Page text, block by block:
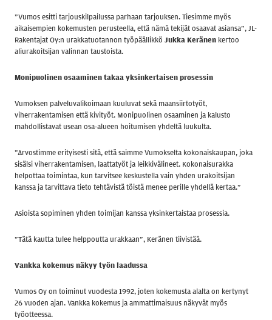
”Vumos esitti tarjouskilpailussa parhaan tarjouksen. Tiesimme myös
aikaisempien kokemusten perusteella, että nämä tekijät osaavat asiansa”, JL-
Rakentajat Oy:n urakkatuotannon työpäällikkö Jukka Keränen kertoo
aliurakoitsijan valinnan taustoista.
Monipuolinen osaaminen takaa yksinkertaisen prosessin
Vumoksen palveluvalikoimaan kuuluvat sekä maansiirtotyöt,
viherrakentamisen että kivityöt. Monipuolinen osaaminen ja kalusto
mahdollistavat usean osa-alueen hoitumisen yhdeltä luukulta.
”Arvostimme erityisesti sitä, että saimme Vumokselta kokonaiskaupan, joka
sisälsi viherrakentamisen, laattatyöt ja leikkivälineet. Kokonaisurakka
helpottaa toimintaa, kun tarvitsee keskustella vain yhden urakoitsijan
kanssa ja tarvittava tieto tehtävistä töistä menee perille yhdellä kertaa.”
Asioista sopiminen yhden toimijan kanssa yksinkertaistaa prosessia.
”Tätä kautta tulee helppoutta urakkaan”, Keränen tiivistää.
Vankka kokemus näkyy työn laadussa
Vumos Oy on toiminut vuodesta 1992, joten kokemusta alalta on kertynyt
26 vuoden ajan. Vankka kokemus ja ammattimaisuus näkyvät myös
työotteessa.